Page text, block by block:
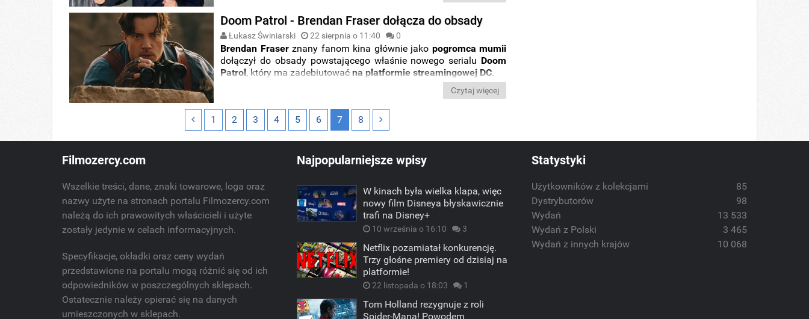
Doom Patrol - Brendan Fraser dołącza do obsady
Łukasz Świniarski 22 sierpnia o 11:40 0
Brendan Fraserznany fanom kina głównie jako pogromca mumii
dołączył do obsady powstającego właśnie nowego serialu Doom
Patrol, który ma zadebiutowaćna platformie streamingowej DC.
Czytaj więcej
1 2 3 4 5 6 7 8
Filmozercy.com
Wszelkie treści, dane, znaki towarowe, loga oraz
nazwy użyte na stronach portalu Filmozercy.com
należą do ich prawowitych właścicieli i użyte
zostały jedynie w celach informacyjnych.
Specyfikacje, okładki oraz ceny wydań
przedstawione na portalu mogą różnić się od ich
odpowiedników w poszczególnych sklepach.
Ostatecznie należy opierać się na danych
umieszczonych w sklepach.
Najpopularniejsze wpisy
W kinach była wielka klapa, więc
nowy film Disneya błyskawicznie
trafi na Disney+
10 września o 16:10 3
Netflix pozamiatał konkurencję.
Trzy głośne premiery od dzisiaj na
platformie!
22 listopada o 18:03 1
Tom Holland rezygnuje z roli
Spider-Mana! Powodem
Statystyki
Użytkowników z kolekcjami
85
Dystrybutorów
98
Wydań
13 533
Wydań z Polski
3 465
Wydań z innych krajów
10 068